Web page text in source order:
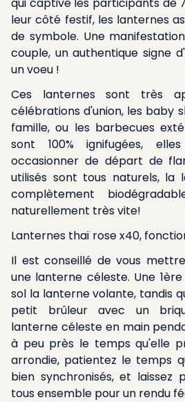
leur côté festif, les lanternes
de symbole. Une
couple, un authentique signe
un voeu !
Ces lanternes sont très
célébrations d'union, les baby
famille, ou les barbecues
sont 100% ignifugées,
occasionner de départ de
utilisés sont tous naturels, la
complètement
naturellement très vite!
Lanternes thaï rose x40,
Il est conseillé de vous
une lanterne céleste. Une
sol la lanterne volante, tandis
petit brûleur avec un
lanterne céleste en main
à peu près le temps qu'elle
arrondie, patientez le temps
bien synchronisés, et
tous ensemble pour un rendu